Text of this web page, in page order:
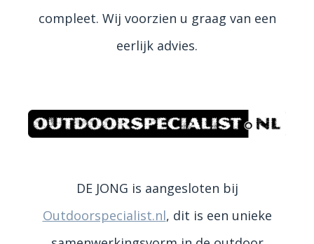
compleet. Wij voorzien u graag van een
eerlijk advies.
DE JONG is aangesloten bij
Outdoorspecialist.nl, dit is een unieke